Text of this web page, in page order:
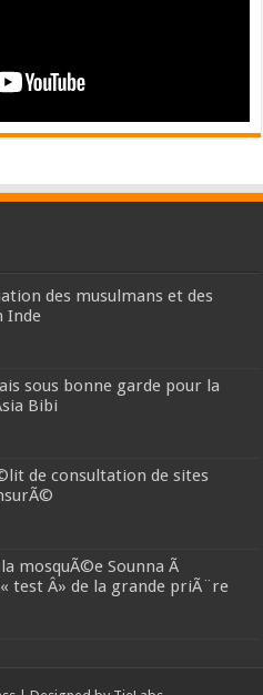
des musulmans et des
Inde
sous bonne garde pour la
Bibi
de consultation de sites
mosquÃ©e Sounna Ã
test Â» de la grande priÃ¨re